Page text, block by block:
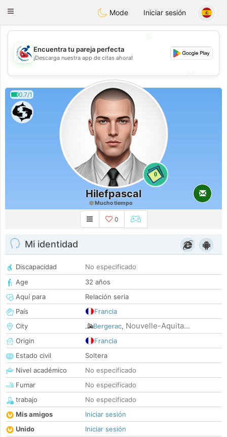
Handi Space
Toggle
Mode Iniciar sesión
💖
💕
Encuentra tu pareja perfecta
¡Descarga nuestra app de citas ahora!
0.7/1
0
Hilefpascal
Mucho tiempo
0
Mi identidad
Discapacidad
No especificado
Age
32 años
Aquí para
Relación seria
País
Francia
City
Bergerac, Nouvelle-Aquita...
Origin
Francia
Estado civil
Soltera
Nivel académico
No especificado
Fumar
No especificado
trabajo
No especificado
Mis amigos
Iniciar sesión
Unido
Iniciar sesión